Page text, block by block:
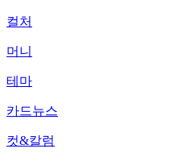
컬처
머니
테마
카드뉴스
컷&칼럼